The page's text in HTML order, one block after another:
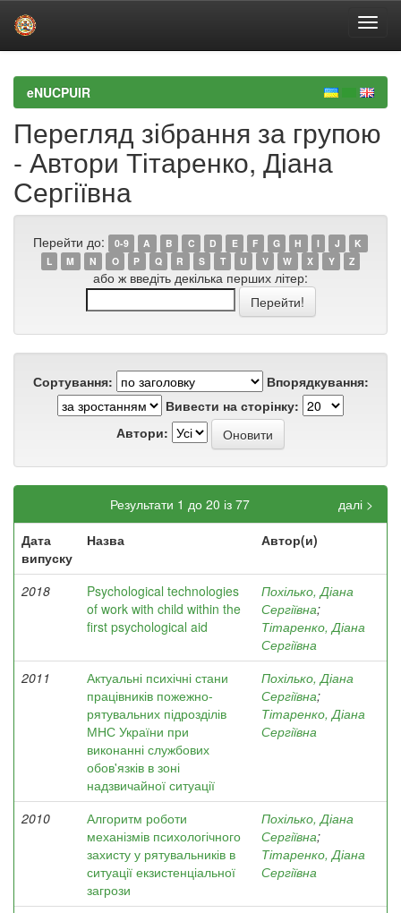
navigationeNUCPUIR
Перегляд зібрання за групою
- Автори Тітаренко, Діана
Сергіївна
Перейти до: 0-9 A B C D E F G H I J
K
L
M N O P Q R S T U V W X Y Z
або ж введіть декілька перших літер:
Сортування:
Впорядкування:
Вивести на сторінку:
Автори:
Результати 1 до 20 із 77
далі >
Дата
випуску
Назва Автор(и)
2018
Psychological technologies
of work with child within the
first psychological aid
Похілько, Діана
Сергіївна;
Тітаренко, Діана
Сергіївна
2011
Актуальні психічні стани
працівників пожежно-
рятувальних підрозділів
МНС України при
виконанні службових
обов'язків в зоні
надзвичайної ситуації
Похілько, Діана
Сергіївна;
Тітаренко, Діана
Сергіївна
2010
Алгоритм роботи
механізмів психологічного
захисту у рятувальників в
ситуації екзистенціальної
загрози
Похілько, Діана
Сергіївна;
Тітаренко, Діана
Сергіївна